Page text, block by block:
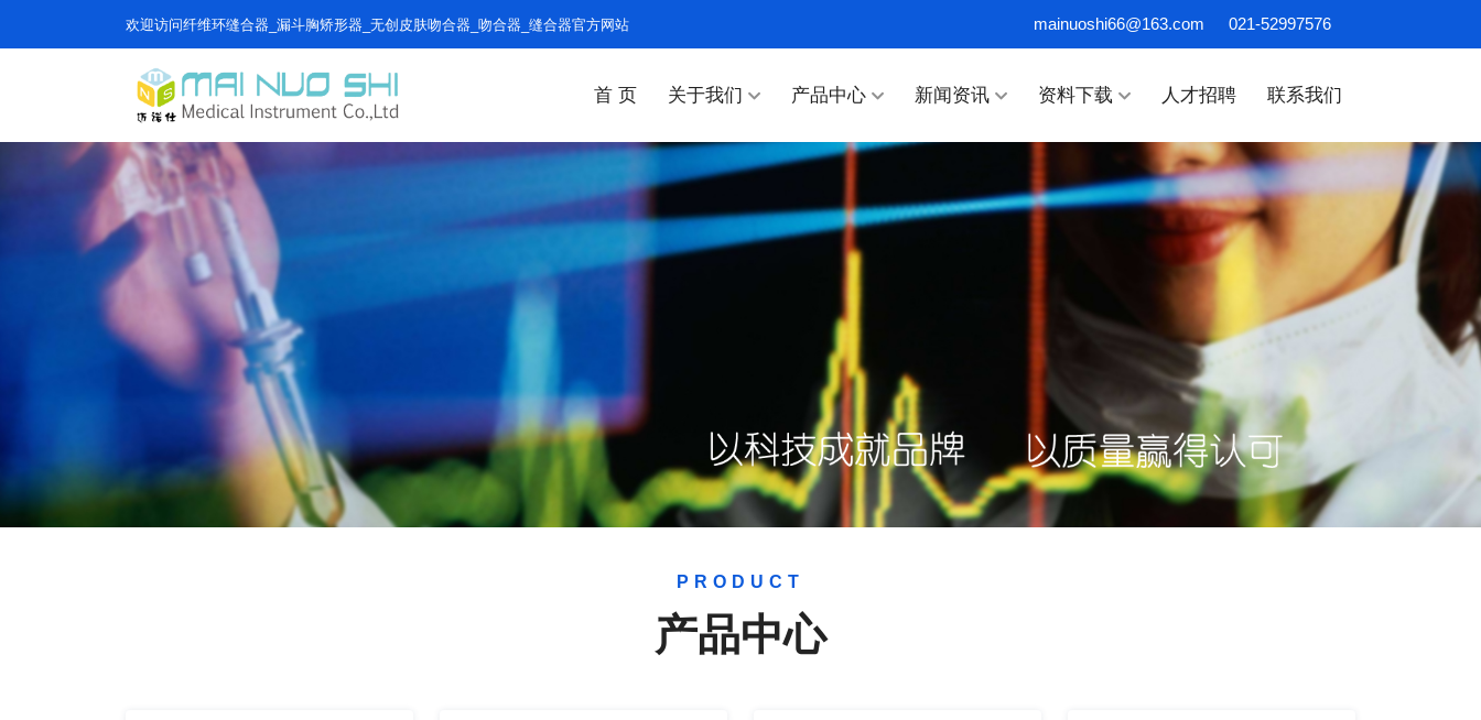
欢迎访问纤维环缝合器_漏斗胸矫形器_无创皮肤吻合器_吻合器_缝合器官方网站 mainuoshi66@163.com 021-52997576
首 页 关于我们 产品中心 新闻资讯 资料下载 人才招聘 联系我们
PRODUCT
产品中心